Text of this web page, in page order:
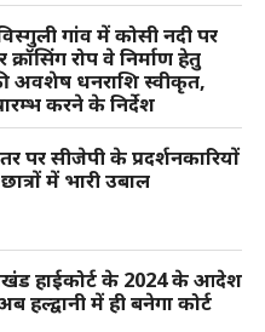
गांव में कोसी नदी पर
क्रॉसिंग रोप वे निर्माण हेतु
अवशेष धनराशि स्वीकृत,
करने के निर्देश
पर सीजेपी के प्रदर्शनकारियों
में भारी उबाल
हाईकोर्ट के 2024 के आदेश
हल्द्वानी में ही बनेगा कोर्ट